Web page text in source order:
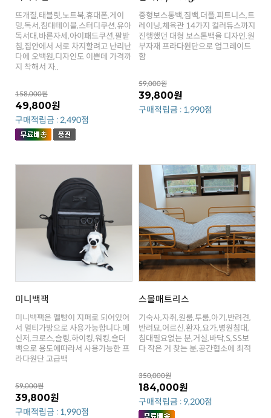
지 착해서 자..
158,000원
49,800원
구매적립금 : 2,490점
함
59,000원
39,800원
구매적립금 : 1,990점
미니백팩
라다원단 고급백
59,000원
39,800원
구매적립금 : 1,990점
스몰매트리스
다 작은 거 찾는 분,공간협소에 최적
350,000원
184,000원
구매적립금 : 9,200점